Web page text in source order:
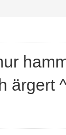
ärgert